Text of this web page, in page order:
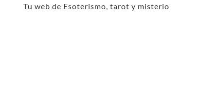
Tu web de Esoterismo, tarot y misterio